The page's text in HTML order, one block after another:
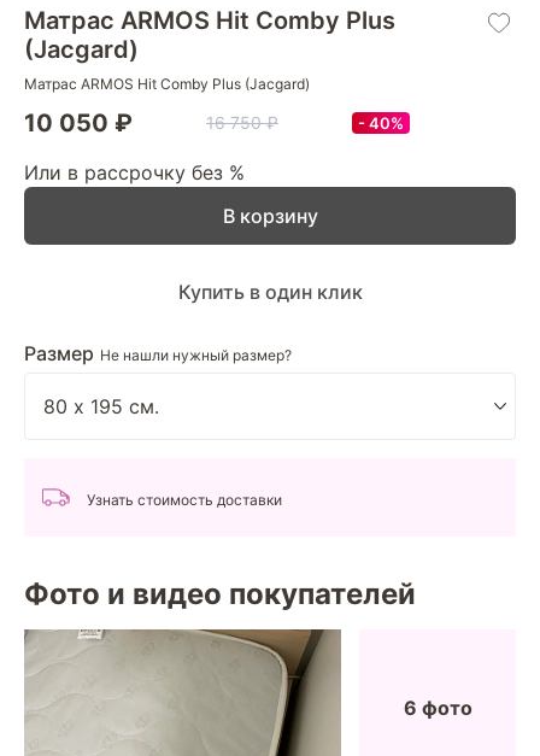
Матрас ARMOS Hit Comby Plus
(Jacgard)
Матрас ARMOS Hit Comby Plus (Jacgard)
10 050 ₽ 16 750 ₽ 40%
Или в рассрочку без %
Размер Не нашли нужный размер?
В корзину
Купить в один клик
Узнать стоимость доставки
Фото и видео покупателей
6 фото